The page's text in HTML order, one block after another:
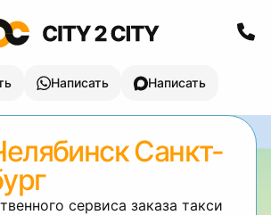
Написать Написать
Санкт-
сервиса заказа такси